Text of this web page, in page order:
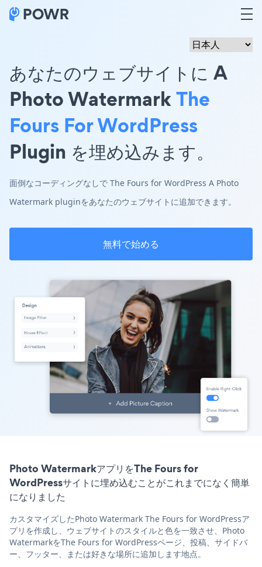
あなたのウェブサイトに A
Photo WatermarkThe
Fours For WordPress
Plugin を埋め込みます。
面倒なコーディングなしで The Fours for WordPress A Photo
Watermark pluginをあなたのウェブサイトに追加できます。
無料で始める
Photo WatermarkアプリをThe Fours for
WordPressサイトに埋め込むことがこれまでになく簡単
になりました
カスタマイズしたPhoto Watermark The Fours for WordPressア
プリを作成し、ウェブサイトのスタイルと色を一致させ、Photo
WatermarkをThe Fours for WordPressページ、投稿、サイドバ
ー、フッター、または好きな場所に追加します地点。